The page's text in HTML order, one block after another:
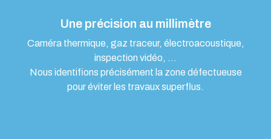
Une précision au millimètre
Caméra thermique, gaz traceur, électroacoustique,
inspection vidéo, …
Nous identifions précisément la zone défectueuse
pour éviter les travaux superflus.